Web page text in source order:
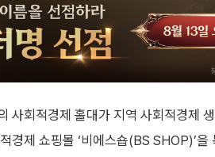
사회적경제 홀대가 지역 사회적경제
경제 쇼핑몰 ‘비에스숍(BS SHOP)’을